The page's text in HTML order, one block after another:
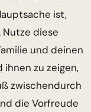
ist,
Nutze diese
und deinen
ihnen zu zeigen,
zwischendurch
die Vorfreude